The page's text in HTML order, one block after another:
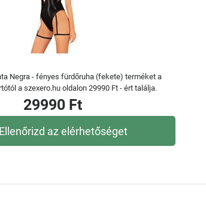
Negra - fényes fürdőruha (fekete) terméket a
a szexero.hu oldalon 29990 Ft - ért találja.
29990 Ft
Ellenőrizd az elérhetőséget